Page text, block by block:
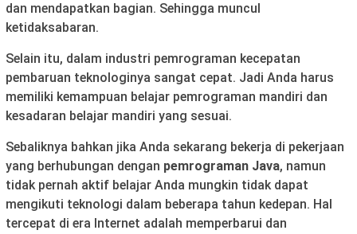
dan mendapatkan bagian. Sehingga muncul
ketidaksabaran.
Selain itu, dalam industri pemrograman kecepatan
pembaruan teknologinya sangat cepat. Jadi Anda harus
memiliki kemampuan belajar pemrograman mandiri dan
kesadaran belajar mandiri yang sesuai.
Sebaliknya bahkan jika Anda sekarang bekerja di pekerjaan
yang berhubungan dengan pemrograman Java, namun
tidak pernah aktif belajar Anda mungkin tidak dapat
mengikuti teknologi dalam beberapa tahun kedepan. Hal
tercepat di era Internet adalah memperbarui dan